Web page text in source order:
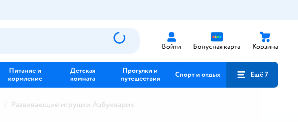
Войти Бонусная карта Корзина
Питание и
кормление
Детская
комната
Прогулки и
путешествия
Спорт и отдых Ещё 7
Развивающие игрушки Азбукварик